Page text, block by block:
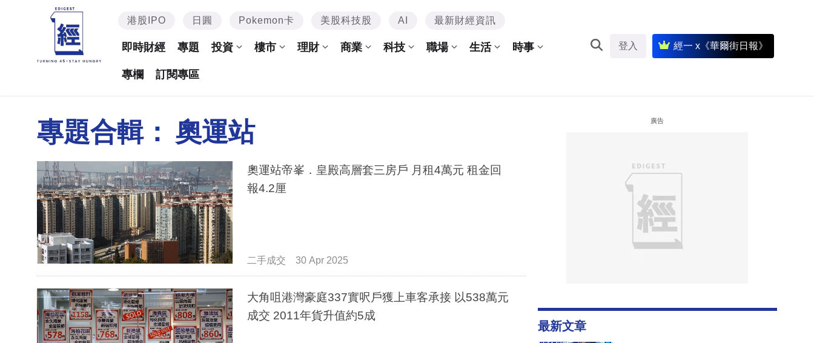
港股IPO 日圓 Pokemon卡 美股科技股 AI 最新財經資訊
即時財經 專題 投資 樓市 理財 商業 科技 職場 生活 時事
專欄 訂閱專區
登入 經一 x《華爾街日報》
專題合輯： 奧運站
奧運站帝峯．皇殿高層套三房戶 月租4萬元 租金回
報4.2厘
二手成交 30 Apr 2025
大角咀港灣豪庭337實呎戶獲上車客承接 以538萬元
成交 2011年貨升值約5成
廣告
最新文章